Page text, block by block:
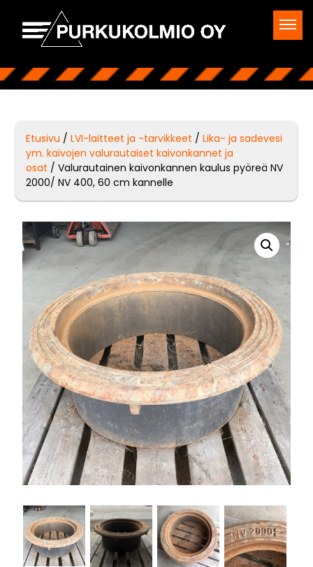
Etusivu /LVI-laitteet ja -tarvikkeet /Lika- ja sadevesi
ym. kaivojen valurautaiset kaivonkannet ja
osat / Valurautainen kaivonkannen kaulus pyöreä NV
2000/ NV 400, 60 cm kannelle